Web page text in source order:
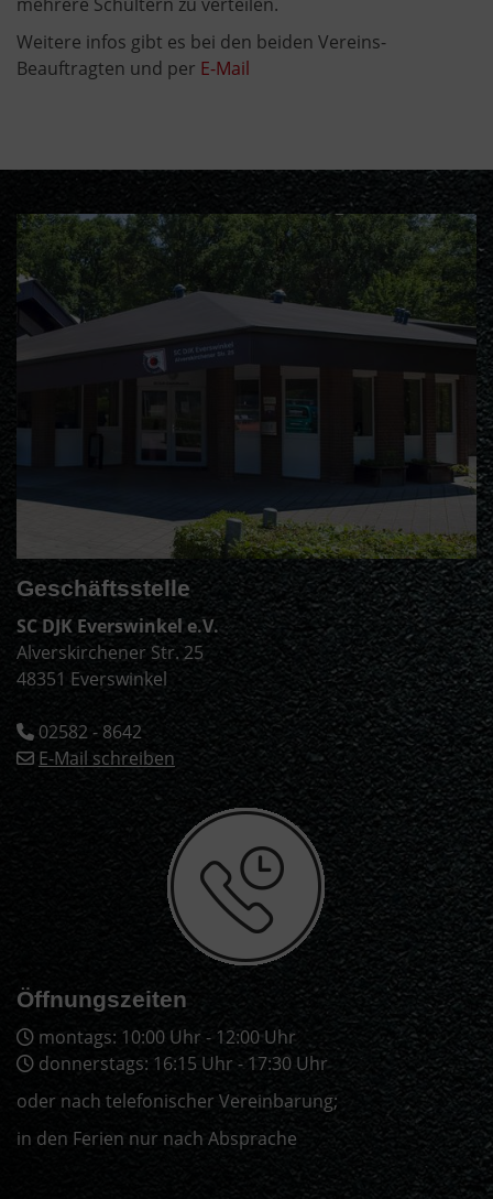
Weitere infos gibt es bei den beiden Vereins-
Beauftragten und per E-Mail
Geschäftsstelle
SC DJK Everswinkel e.V.
Alverskirchener Str. 25
48351 Everswinkel
02582 - 8642
E-Mail schreiben
Öffnungszeiten
montags: 10:00 Uhr - 12:00 Uhr
donnerstags: 16:15 Uhr - 17:30 Uhr
oder nach telefonischer Vereinbarung;
in den Ferien nur nach Absprache